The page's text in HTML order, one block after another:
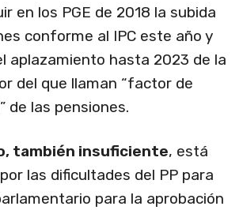
en los PGE de 2018 la subida
conforme al IPC este año y
aplazamiento hasta 2023 de la
del que llaman “factor de
de las pensiones.
también insuficiente, está
las dificultades del PP para
para la aprobación